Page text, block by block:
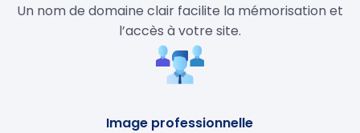
Un nom de domaine clair facilite la mémorisation et
l’accès à votre site.
Image professionnelle